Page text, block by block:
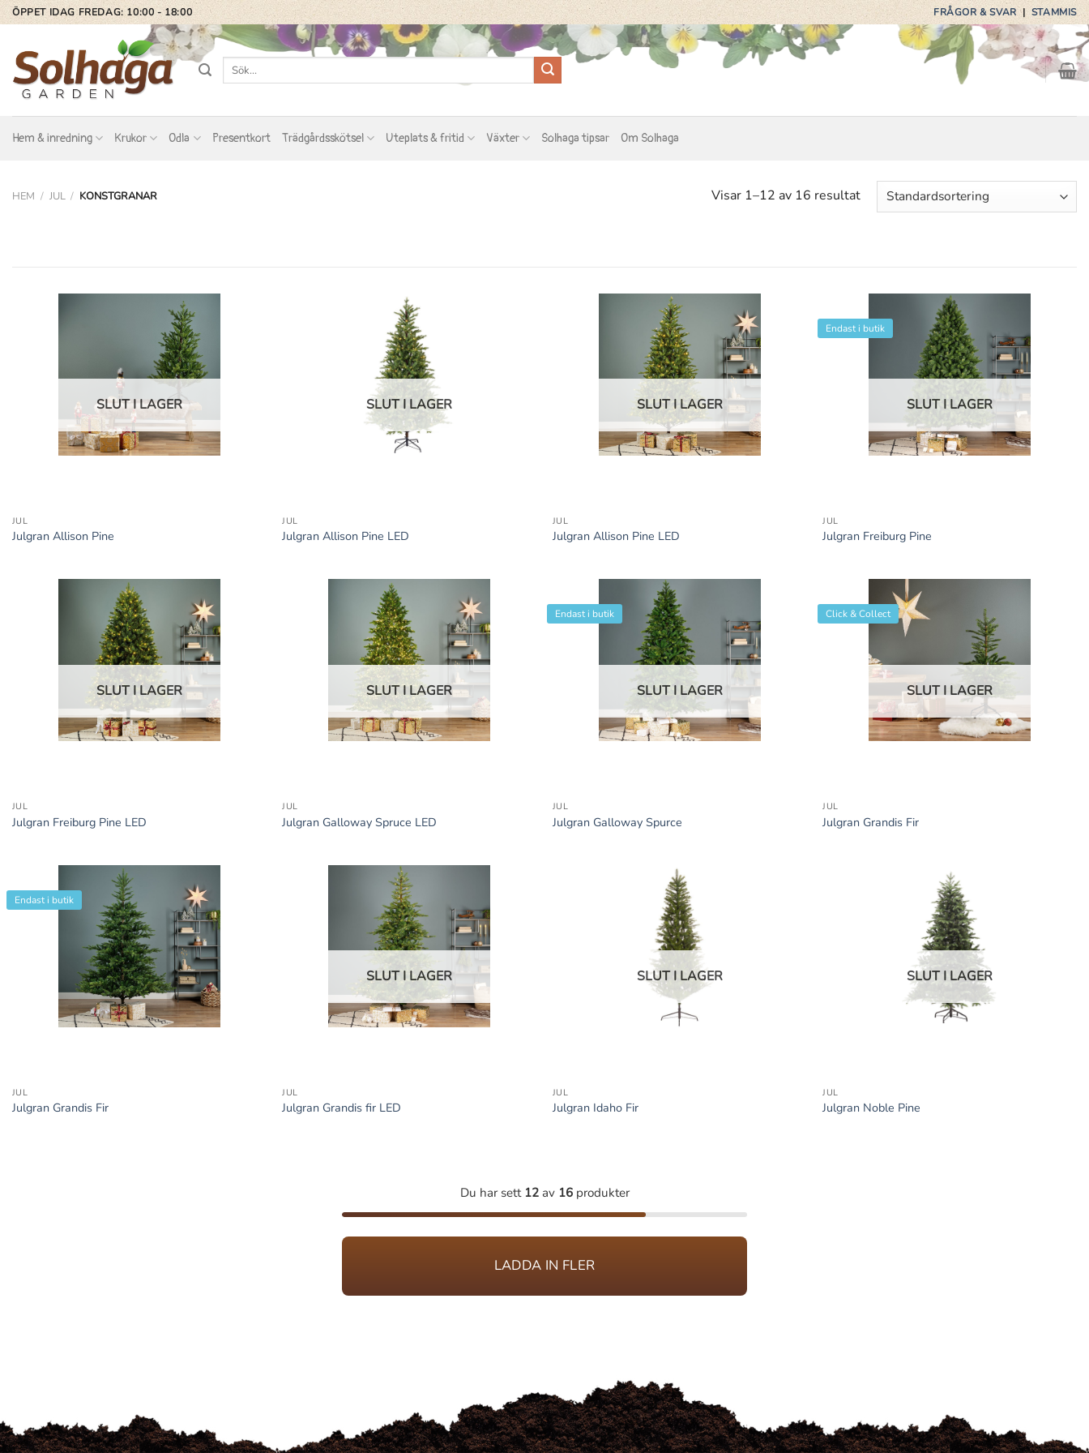
Skip
to
content
ÖPPET IDAG FREDAG: 10:00 - 18:00 FRÅGOR & SVAR|STAMMIS
Sök
Hem & inredning Krukor Odla Presentkort Trädgårdsskötsel Uteplats & fritid Växter Solhaga tipsar Om Solhaga
HEM / JUL / KONSTGRANAR Visar 1–12 av 16 resultat
SLUT I LAGER
JUL
Julgran Allison Pine
SLUT I LAGER
JUL
Julgran Allison Pine LED
SLUT I LAGER
JUL
Julgran Allison Pine LED
Endast i butik
SLUT I LAGER
JUL
Julgran Freiburg Pine
SLUT I LAGER
JUL
Julgran Freiburg Pine LED
SLUT I LAGER
JUL
Julgran Galloway Spruce LED
Endast i butik
SLUT I LAGER
JUL
Julgran Galloway Spurce
Click & Collect
SLUT I LAGER
JUL
Julgran Grandis Fir
Endast i butik
JUL
Julgran Grandis Fir
SLUT I LAGER
JUL
Julgran Grandis fir LED
SLUT I LAGER
JUL
Julgran Idaho Fir
SLUT I LAGER
JUL
Julgran Noble Pine
Du har sett 12av 16produkter
LADDA IN FLER